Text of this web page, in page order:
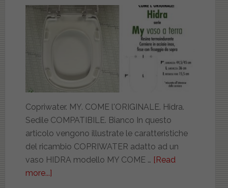
Copriwater. MY. COME l'ORIGINALE. Hidra.
Sedile COMPATIBILE. Bianco In questo
articolo vengono illustrate le caratteristiche
del ricambio COPRIWATER adatto ad un
vaso HIDRA modello MY COME … [Read
more...]